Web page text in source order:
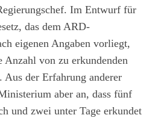
Im Entwurf für
das dem ARD-
eigenen Angaben vorliegt,
von zu erkundenden
Aus der Erfahrung anderer
aber an, dass fünf
und zwei unter Tage erkundet